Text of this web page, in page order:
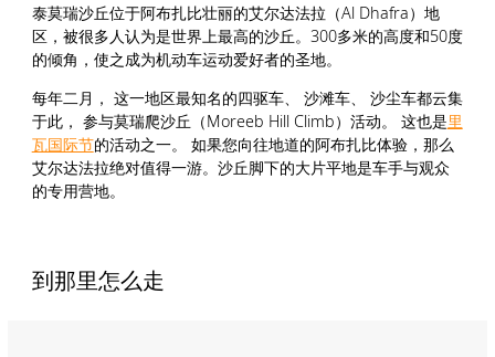
泰莫瑞沙丘位于阿布扎比壮丽的艾尔达法拉（Al Dhafra）地
区，被很多人认为是世界上最高的沙丘。300多米的高度和50度
的倾角，使之成为机动车运动爱好者的圣地。
每年二月， 这一地区最知名的四驱车、 沙滩车、 沙尘车都云集
于此， 参与莫瑞爬沙丘（Moreeb Hill Climb）活动。 这也是里
瓦国际节的活动之一。 如果您向往地道的阿布扎比体验，那么
艾尔达法拉绝对值得一游。沙丘脚下的大片平地是车手与观众
的专用营地。
到那里怎么走